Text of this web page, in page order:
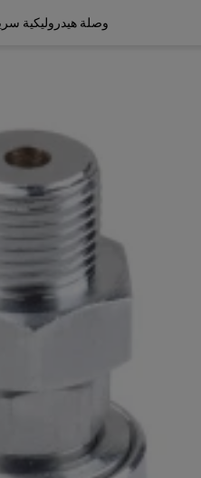
وصلة هيدروليكية سريعة